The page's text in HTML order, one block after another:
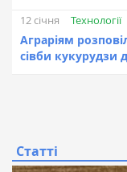
12 січня Технології
Аграріям
сівби кукурудзи
Статті